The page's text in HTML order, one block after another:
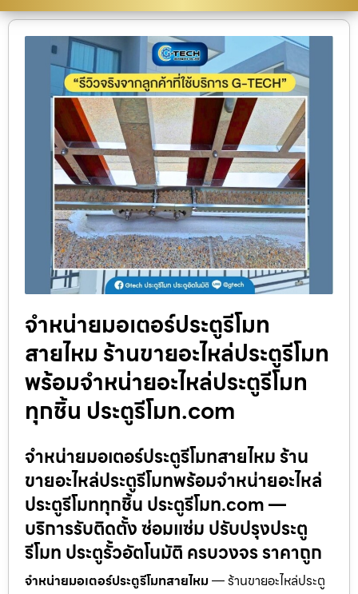
จำหน่ายมอเตอร์ประตูรีโมท
สายไหม ร้านขายอะไหล่ประตูรีโมท
พร้อมจำหน่ายอะไหล่ประตูรีโมท
ทุกชิ้น ประตูรีโมท.com
จำหน่ายมอเตอร์ประตูรีโมทสายไหม ร้าน
ขายอะไหล่ประตูรีโมทพร้อมจำหน่ายอะไหล่
ประตูรีโมททุกชิ้น ประตูรีโมท.com —
บริการรับติดตั้ง ซ่อมแซ่ม ปรับปรุงประตู
รีโมท ประตูรั้วอัตโนมัติ ครบวงจร ราคาถูก
จำหน่ายมอเตอร์ประตูรีโมทสายไหม— ร้านขายอะไหล่ประตู